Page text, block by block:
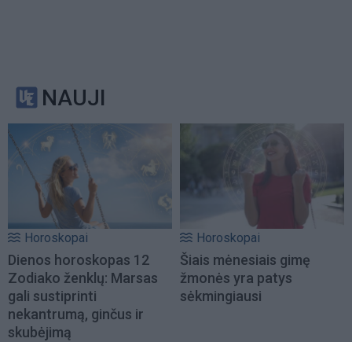
NAUJI
Horoskopai
Dienos horoskopas 12
Zodiako ženklų: Marsas
gali sustiprinti
nekantrumą, ginčus ir
skubėjimą
Horoskopai
Šiais mėnesiais gimę
žmonės yra patys
sėkmingiausi